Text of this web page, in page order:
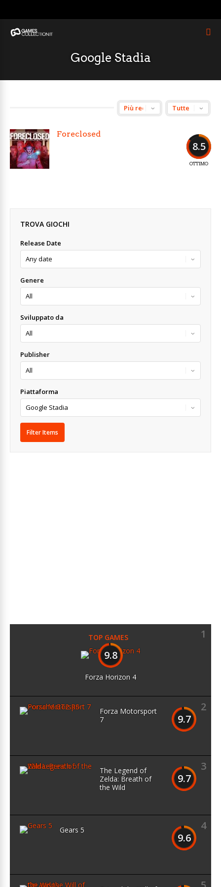
Google Stadia
8.5
OTTIMO
Foreclosed
TROVA GIOCHI
Release Date
Genere
Sviluppato da
Publisher
Piattaforma
TOP GAMES
1
9.8
Forza Horizon 4
2
9.7
Forza Motorsport
7
3
9.7
The Legend of
Zelda: Breath of
the Wild
4
9.6
Gears 5